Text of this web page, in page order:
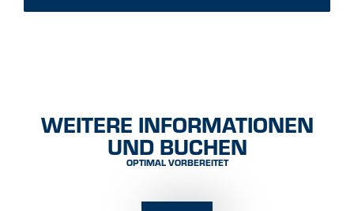
WEITERE INFORMATIONEN
UND BUCHEN
OPTIMAL VORBEREITET